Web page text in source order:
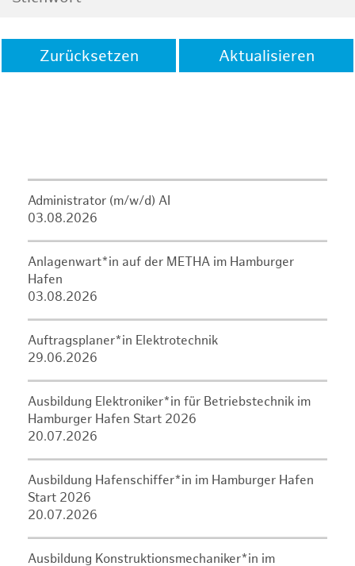
Zurücksetzen Aktualisieren
Administrator (m/w/d) AI
03.08.2026
Anlagenwart*in auf der METHA im Hamburger
Hafen
03.08.2026
Auftragsplaner*in Elektrotechnik
29.06.2026
Ausbildung Elektroniker*in für Betriebstechnik im
Hamburger Hafen Start 2026
20.07.2026
Ausbildung Hafenschiffer*in im Hamburger Hafen
Start 2026
20.07.2026
Ausbildung Konstruktionsmechaniker*in im